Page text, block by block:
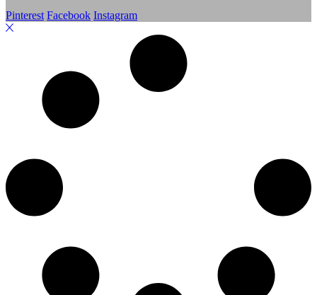
Pinterest Facebook Instagram